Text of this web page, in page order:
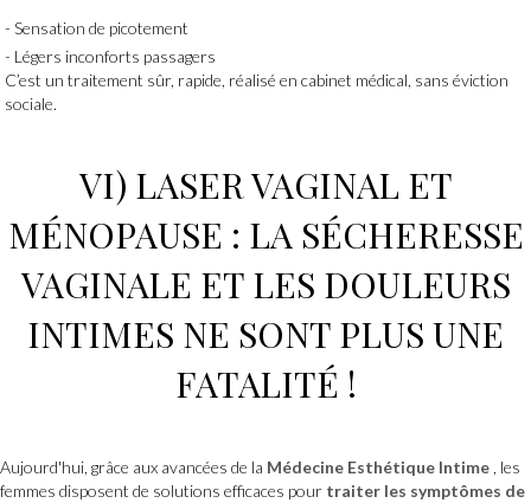
Sensation de picotement
Légers inconforts passagers
C’est un traitement sûr, rapide, réalisé en cabinet médical, sans éviction
sociale.
VI) LASER VAGINALET
MÉNOPAUSE : LA SÉCHERESSE
VAGINALE ET LES DOULEURS
INTIMES NE SONT PLUS UNE
FATALITÉ !
Aujourd'hui, grâce aux avancées de la Médecine Esthétique Intime , les
femmes disposent de solutions efficaces pour traiter les symptômes de